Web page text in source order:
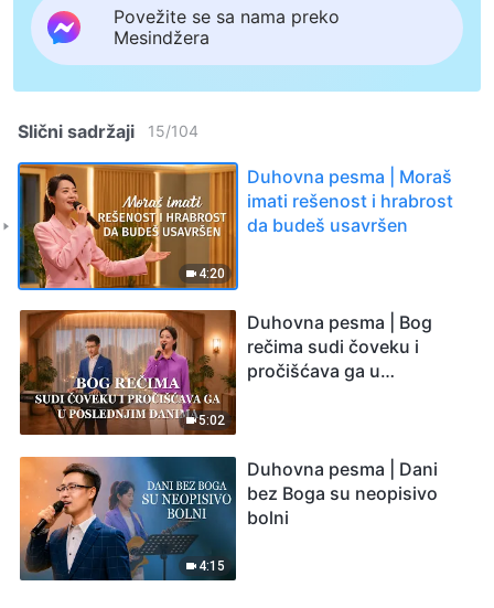
Povežite se sa nama preko
Mesindžera
Slični sadržaji 15/104
4:20
Duhovna pesma | Moraš
imati rešenost i hrabrost
da budeš usavršen
5:02
Duhovna pesma | Bog
rečima sudi čoveku i
pročišćava ga u
4:15
Duhovna pesma | Dani
bez Boga su neopisivo
bolni